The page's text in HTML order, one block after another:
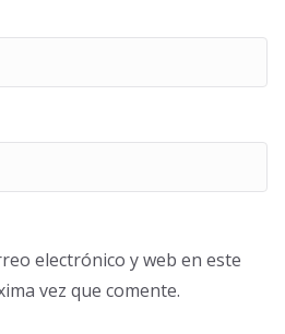
electrónico y web en este
vez que comente.